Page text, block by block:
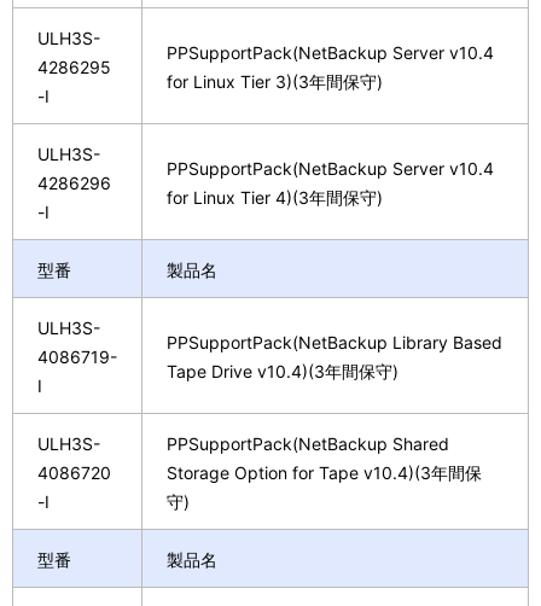
ULH3S-
4286295
-I
PPSupportPack(NetBackup Server v10.4
for Linux Tier 3)(3年間保守)
ULH3S-
4286296
-I
PPSupportPack(NetBackup Server v10.4
for Linux Tier 4)(3年間保守)
型番 製品名
ULH3S-
4086719-
I
PPSupportPack(NetBackup Library Based
Tape Drive v10.4)(3年間保守)
ULH3S-
4086720
-I
PPSupportPack(NetBackup Shared
Storage Option for Tape v10.4)(3年間保
守)
型番 製品名